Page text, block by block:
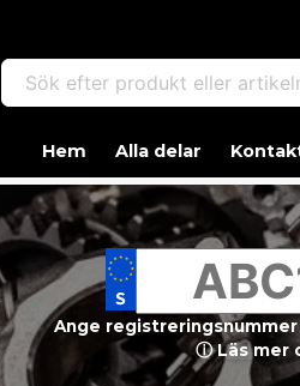
Sök efter produkt eller
Hem Alla delar
Ange
ⓘ Läs mer